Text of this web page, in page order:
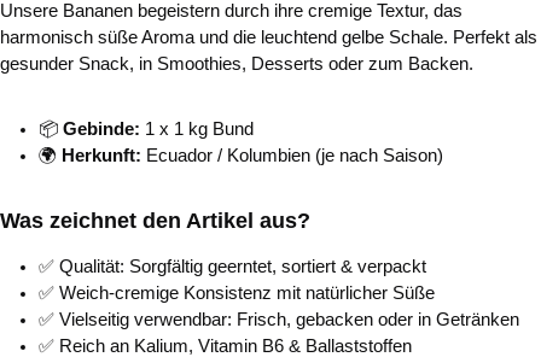
Unsere Bananen begeistern durch ihre cremige Textur, das
harmonisch süße Aroma und die leuchtend gelbe Schale. Perfekt als
gesunder Snack, in Smoothies, Desserts oder zum Backen.
📦 Gebinde: 1 x 1 kg Bund
🌍 Herkunft: Ecuador / Kolumbien (je nach Saison)
Was zeichnet den Artikel aus?
✅ Qualität: Sorgfältig geerntet, sortiert & verpackt
✅ Weich-cremige Konsistenz mit natürlicher Süße
✅ Vielseitig verwendbar: Frisch, gebacken oder in Getränken
✅ Reich an Kalium, Vitamin B6 & Ballaststoffen